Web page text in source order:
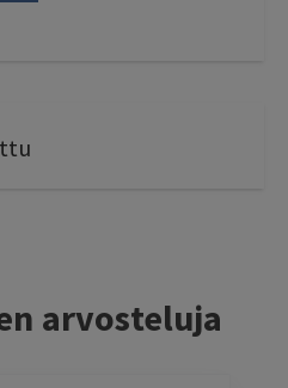
arvosteluja